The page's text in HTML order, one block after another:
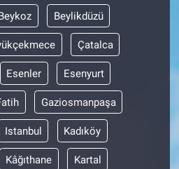
Beylikdüzü
Çatalca
Esenler Esenyurt
Gaziosmanpaşa
Istanbul Kadıköy
Kâğıthane Kartal